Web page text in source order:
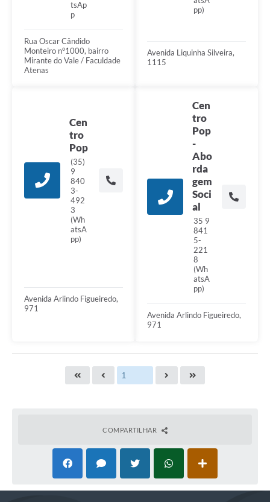
tsAp
p
Rua Oscar Cândido
Monteiro n°1000, bairro
Mirante do Vale / Faculdade
Atenas
pp)
Avenida Liquinha Silveira,
1115
Cen
tro
Pop
(35)
9
840
3-
492
3
(Wh
atsA
pp)
Avenida Arlindo Figueiredo,
971
Cen
tro
Pop
-
Abo
rda
gem
Soci
al
35 9
841
5-
221
8
(Wh
atsA
pp)
Avenida Arlindo Figueiredo,
971
COMPARTILHAR